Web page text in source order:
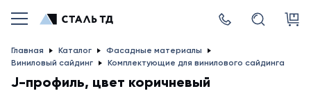
Главная Каталог
Фасадные материалы
Виниловый сайдинг
Комплектующие для винилового сайдинга
J-профиль, цвет коричневый